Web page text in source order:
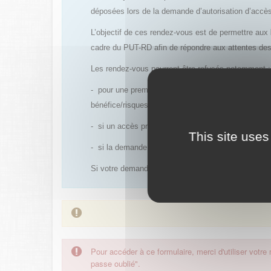
This site
déposées lors de la demande d’autorisation
L’objectif de ces rendez-vous est de permettre
cadre du PUT-RD afin de répondre aux attentes
Les rendez-vous pourront être refusés notamment :
- pour une première demande d’accès précoce
bénéfice/risques est déjà établi et qu’un PUT
- si un accès précoce antérieur a été refusé et
- si la demande de rendez-vous est réalisée trop
Si votre demande est acceptée, un rendez-vous
Pour accéder à ce formulaire, merci d'utiliser
passe oublié".